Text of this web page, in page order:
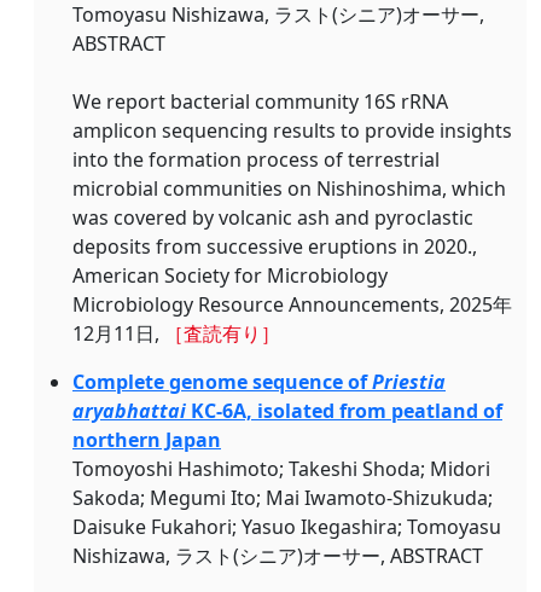
Tomoyasu Nishizawa, ラスト(シニア)オーサー,
ABSTRACT
We report bacterial community 16S rRNA
amplicon sequencing results to provide insights
into the formation process of terrestrial
microbial communities on Nishinoshima, which
was covered by volcanic ash and pyroclastic
deposits from successive eruptions in 2020.,
American Society for Microbiology
Microbiology Resource Announcements, 2025年
12月11日,
［査読有り］
Complete genome sequence ofPriestia
aryabhattai KC-6A, isolated from peatland of
northern Japan
Tomoyoshi Hashimoto; Takeshi Shoda; Midori
Sakoda; Megumi Ito; Mai Iwamoto-Shizukuda;
Daisuke Fukahori; Yasuo Ikegashira; Tomoyasu
Nishizawa, ラスト(シニア)オーサー, ABSTRACT